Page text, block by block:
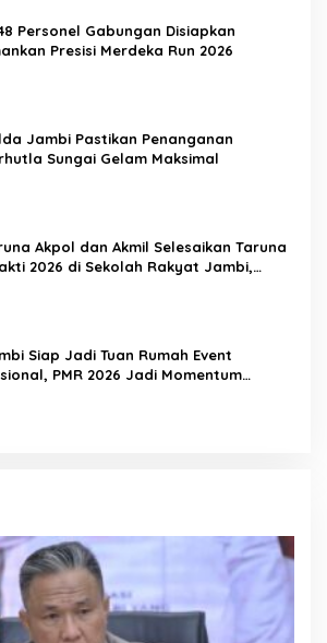
Personel Gabungan Disiapkan
Presisi Merdeka Run 2026
Jambi Pastikan Penanganan
Sungai Gelam Maksimal
Akpol dan Akmil Selesaikan Taruna
2026 di Sekolah Rakyat Jambi,
Siap Jadi Tuan Rumah Event
PMR 2026 Jadi Momentum